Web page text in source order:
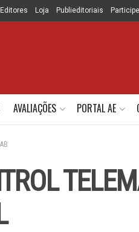
Editores Loja Publieditoriais
AVALIAÇÕES PORTAL AE
AB